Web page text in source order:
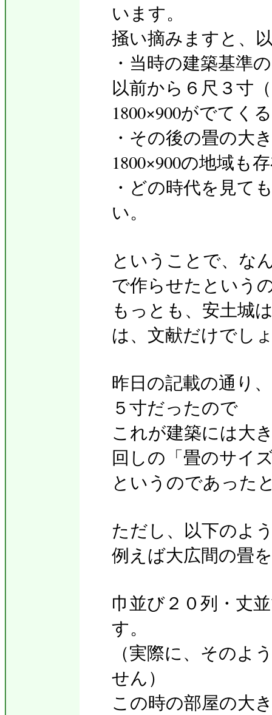
います。
掻い摘みますと、
・当時の建築基準
以前から６尺３寸
1800×900がでてく
・その後の畳の大
1800×900の地域も
・どの時代を見て
い。
ということで、な
で作らせたという
もっとも、安土城
は、文献だけでし
昨日の記載の通り
５寸だったので
これが建築には大
回しの「畳のサイ
というのであった
ただし、以下のよ
例えば大広間の畳
巾並び２０列・丈
す。
（実際に、そのよ
せん）
この時の部屋の大